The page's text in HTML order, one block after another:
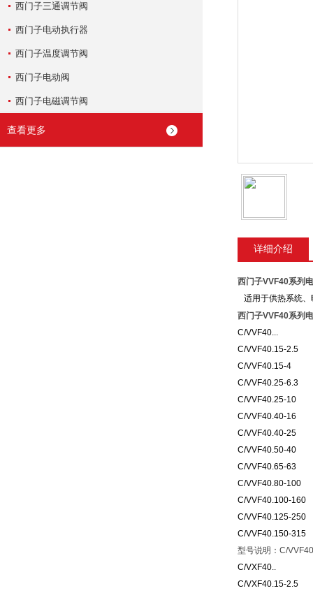
西门子三通调节阀
西门子电动执行器
西门子温度调节阀
西门子电动阀
西门子电磁调节阀
查看更多
详细介绍
西门子VVF40系列
适用于供热系统、
西门子VVF40系列
C/VVF40...
C/VVF40.15-2.5
C/VVF40.15-4
C/VVF40.25-6.3
C/VVF40.25-10
C/VVF40.40-16
C/VVF40.40-25
C/VVF40.50-40
C/VVF40.65-63
C/VVF40.80-100
C/VVF40.100-160
C/VVF40.125-250
C/VVF40.150-315
型号说明：C/
C/VXF40..
C/VXF40.15-2.5